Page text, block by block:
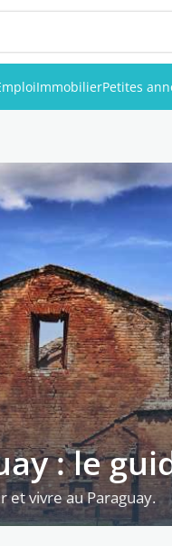
ImmobilierPetites
: le
et vivre au Paraguay.